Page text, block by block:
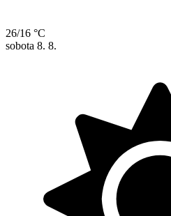
26/16 °C
sobota 8. 8.